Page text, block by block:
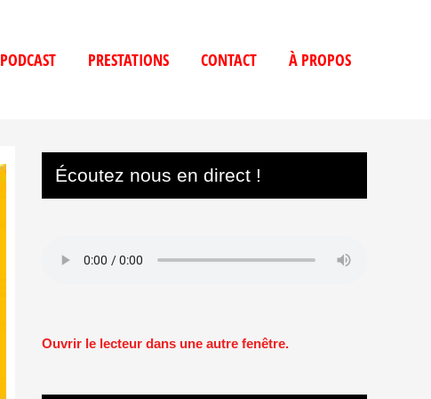
PODCAST PRESTATIONS CONTACT À PROPOS
Écoutez nous en direct !
Ouvrir le lecteur dans une autre fenêtre.